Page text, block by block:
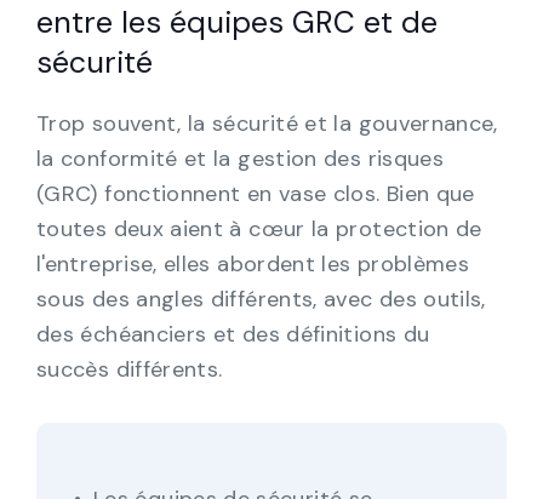
entre les équipes GRC et de
sécurité
Trop souvent, la sécurité et la gouvernance,
la conformité et la gestion des risques
(GRC) fonctionnent en vase clos. Bien que
toutes deux aient à cœur la protection de
l'entreprise, elles abordent les problèmes
sous des angles différents, avec des outils,
des échéanciers et des définitions du
succès différents.